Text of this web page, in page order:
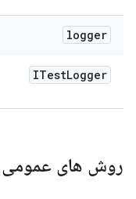
logger
ITestLogger
روش های عمومی